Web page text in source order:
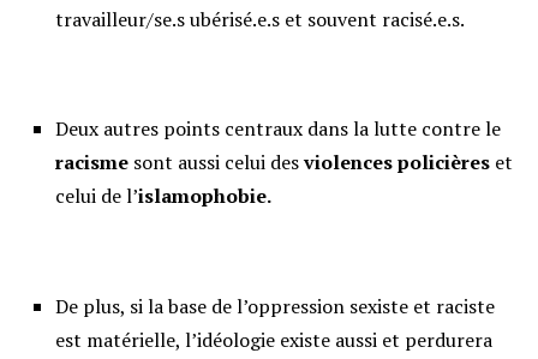
travailleur/se.s ubérisé.e.s et souvent racisé.e.s.
Deux autres points centraux dans la lutte contre le
racisme sont aussi celui desviolences policièreset
celui de l’islamophobie.
De plus, si la base de l’oppression sexiste et raciste
est matérielle, l’idéologie existe aussi et perdurera